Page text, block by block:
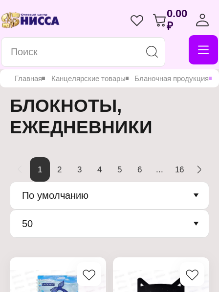
0.00
₽
Главная Канцелярские товары Бланочная продукция
БЛОКНОТЫ,
ЕЖЕДНЕВНИКИ
1 2 3 4 5 6 ... 16
По умолчанию
50